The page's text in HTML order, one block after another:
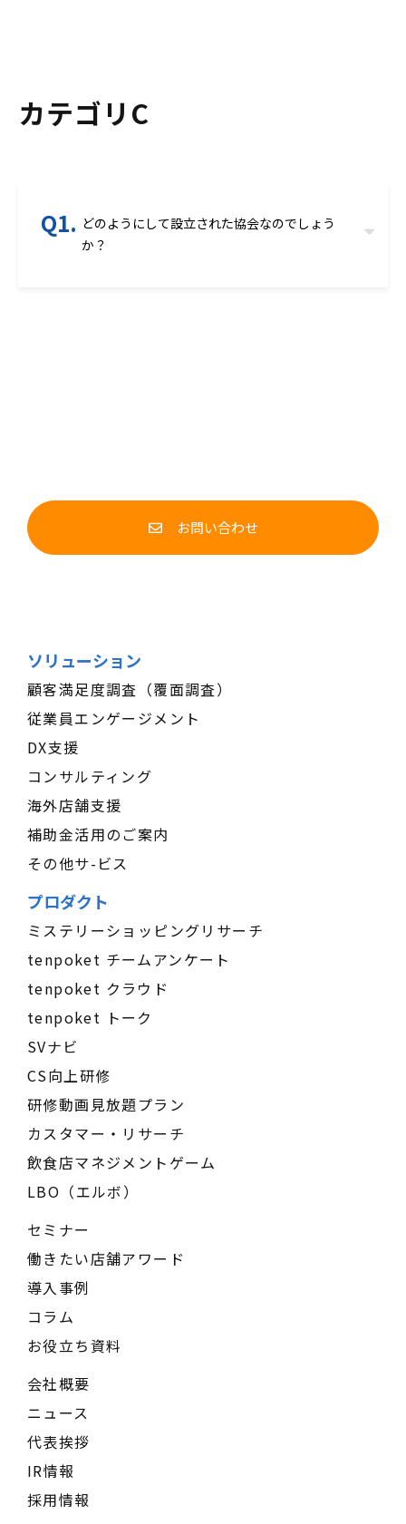
カテゴリC
どのようにして設立された協会なのでしょう
か？
お問い合わせ
ソリューション
顧客満足度調査（覆面調査）
従業員エンゲージメント
DX支援
コンサルティング
海外店舗支援
補助金活用のご案内
その他サ-ビス
プロダクト
ミステリーショッピングリサーチ
tenpoket チームアンケート
tenpoket クラウド
tenpoket トーク
SVナビ
CS向上研修
研修動画見放題プラン
カスタマー・リサーチ
飲食店マネジメントゲーム
LBO（エルボ）
セミナー
働きたい店舗アワード
導入事例
コラム
お役立ち資料
会社概要
ニュース
代表挨拶
IR情報
採用情報